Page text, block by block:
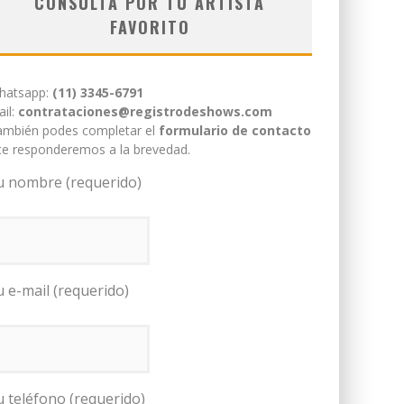
FAVORITO
(11) 3345-6791
contrataciones@registrodeshows.com
podes completar el formulario de contacto
responderemos a la brevedad.
nombre (requerido)
e-mail (requerido)
teléfono (requerido)